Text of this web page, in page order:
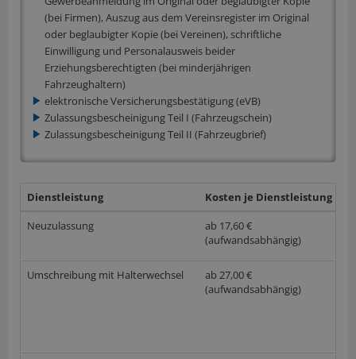
(bei Firmen), Auszug aus dem Vereinsregister im Original
oder beglaubigter Kopie (bei Vereinen), schriftliche
Einwilligung und Personalausweis beider
Erziehungsberechtigten (bei minderjährigen
Fahrzeughaltern)
elektronische Versicherungsbestätigung (eVB)
Zulassungsbescheinigung Teil I (Fahrzeugschein)
Zulassungsbescheinigung Teil II (Fahrzeugbrief)
Dienstleistung Kosten je Dienstleistung
Neuzulassung
ab 17,60 €
(aufwandsabhängig)
Umschreibung mit Halterwechsel
ab 27,00 €
(aufwandsabhängig)